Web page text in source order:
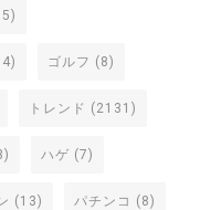
ゴルフ (8)
トレンド (2131)
ハゲ (7)
(13) パチンコ (8)